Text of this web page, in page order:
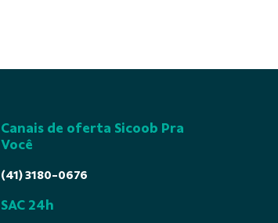
Canais de oferta Sicoob Pra
Você
(41) 3180-0676
SAC 24h